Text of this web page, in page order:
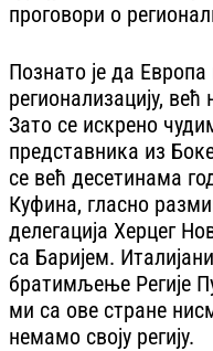
проговори о
Познато је да
регионализацију,
Зато се искрено
представника из
се већ десетинама
Куфина, гласно
делегација Херцег
са Баријем.
братимљење Регије
ми са ове стране
немамо своју регију.